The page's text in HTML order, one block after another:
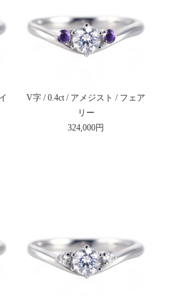
V字 / 0.4ct / アメジスト / フェア
リー
324,000円